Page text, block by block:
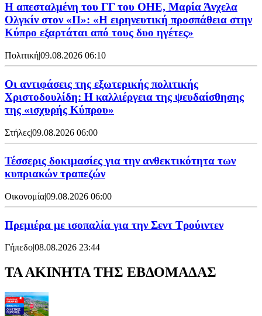
Η απεσταλμένη του ΓΓ του ΟΗΕ, Μαρία Άνχελα
Ολγκίν στον «Π»: «Η ειρηνευτική προσπάθεια στην
Κύπρο εξαρτάται από τους δυο ηγέτες»
Πολιτική|09.08.2026 06:10
Οι αντιφάσεις της εξωτερικής πολιτικής
Χριστοδουλίδη: Η καλλιέργεια της ψευδαίσθησης
της «ισχυρής Κύπρου»
Στήλες|09.08.2026 06:00
Τέσσερις δοκιμασίες για την ανθεκτικότητα των
κυπριακών τραπεζών
Οικονομία|09.08.2026 06:00
Πρεμιέρα με ισοπαλία για την Σεντ Τρούιντεν
Γήπεδο|08.08.2026 23:44
ΤΑ ΑΚΙΝΗΤΑ ΤΗΣ ΕΒΔΟΜΑΔΑΣ